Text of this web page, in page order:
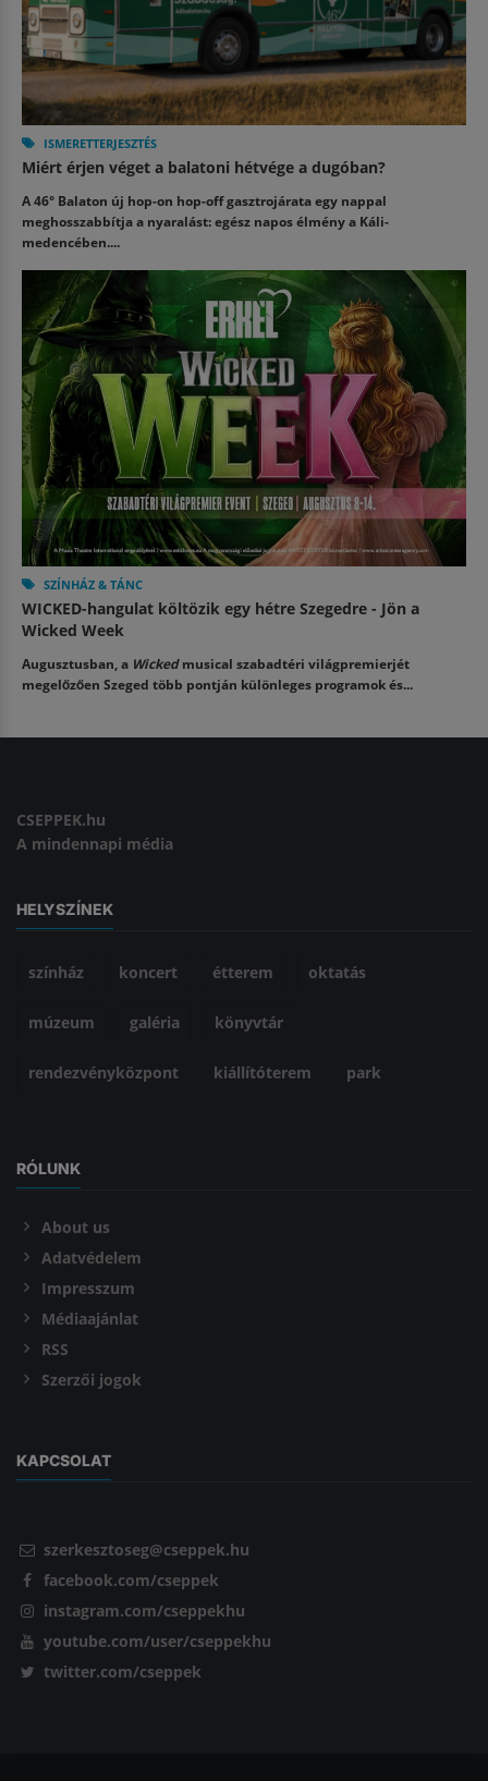
ISMERETTERJESZTÉS
Miért érjen véget a balatoni hétvége a dugóban?
A 46° Balaton új hop-on hop-off gasztrojárata egy nappal
meghosszabbítja a nyaralást: egész napos élmény a Káli-
medencében....
SZÍNHÁZ & TÁNC
WICKED-hangulat költözik egy hétre Szegedre - Jön a
Wicked Week
Augusztusban, a Wickedmusical szabadtéri világpremierjét
megelőzően Szeged több pontján különleges programok és...
CSEPPEK.hu
A mindennapi média
HELYSZÍNEK
színház koncert étterem oktatás
múzeum galéria könyvtár
rendezvényközpont kiállítóterem park
RÓLUNK
About us
Adatvédelem
Impresszum
Médiaajánlat
RSS
Szerzői jogok
KAPCSOLAT
szerkesztoseg@cseppek.hu
facebook.com/cseppek
instagram.com/cseppekhu
youtube.com/user/cseppekhu
twitter.com/cseppek